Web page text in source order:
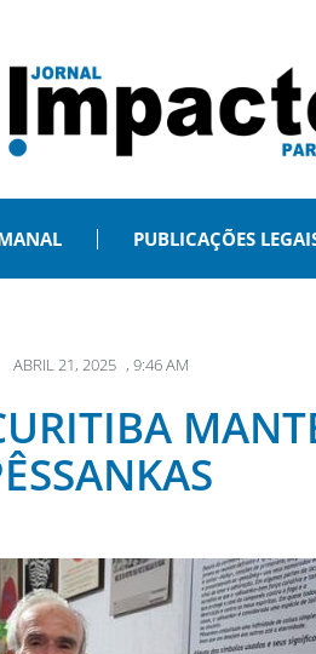
PUBLICAÇÕES
ABRIL 21, 2025 , 9:46 AM